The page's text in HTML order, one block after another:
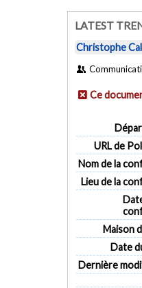
LATEST
Christophe
Ce
URL de
Nom de la
Lieu de la
Maison
Date
Dernière